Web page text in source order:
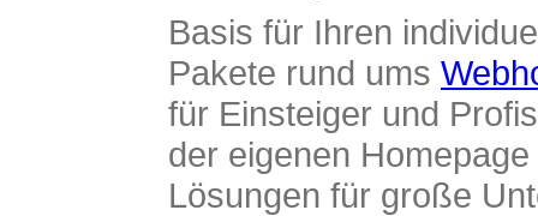
Basis für Ihren
Pakete rund ums
für Einsteiger und
der eigenen
Lösungen für große